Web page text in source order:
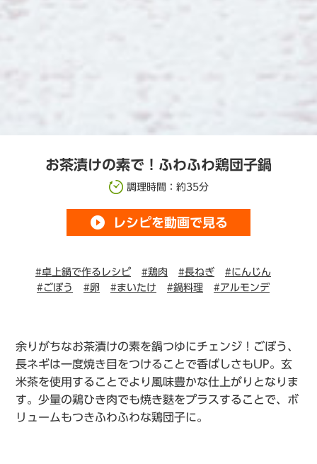
お茶漬けの素で！ふわふわ鶏団子鍋
調理時間：約35分
play_circle_filled レシピを動画で見る
#卓上鍋で作るレシピ #鶏肉 #長ねぎ
#にんじん
#ごぼう
#卵 #まいたけ #鍋料理 #アルモンデ
余りがちなお茶漬けの素を鍋つゆにチェンジ！ごぼう、
長ネギは一度焼き目をつけることで香ばしさもUP。玄
米茶を使用することでより風味豊かな仕上がりとなりま
す。少量の鶏ひき肉でも焼き麩をプラスすることで、ボ
リュームもつきふわふわな鶏団子に。